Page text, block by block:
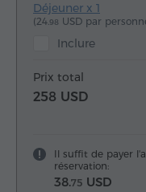
Déjeuner x 1
(24.98 USD par
Inclure
Prix total
258 USD
Il suffit de payer
réservation:
38.75 USD